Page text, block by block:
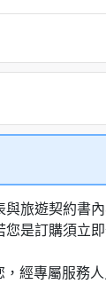
旅遊契約書
是訂購須立
經專屬服務